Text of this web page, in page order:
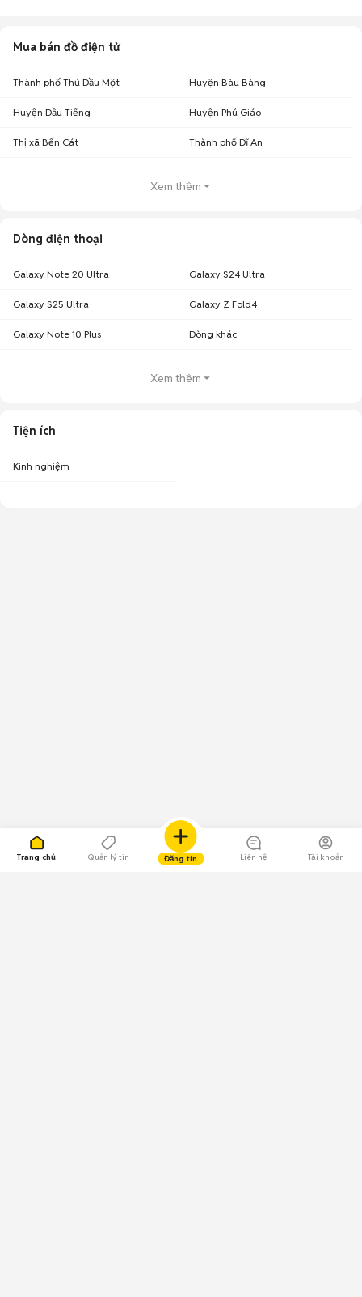
Trang chủ Quản lý tin Đăng tin Liên hệ Tài khoản
Mua bán đồ điện tử
Thành phố Thủ Dầu Một Huyện Bàu Bàng
Huyện Dầu Tiếng Huyện Phú Giáo
Thị xã Bến Cát Thành phố Dĩ An
Xem thêm
Dòng điện thoại
Galaxy Note 20 Ultra Galaxy S24 Ultra
Galaxy S25 Ultra Galaxy Z Fold4
Galaxy Note 10 Plus Dòng khác
Xem thêm
Tiện ích
Kinh nghiệm